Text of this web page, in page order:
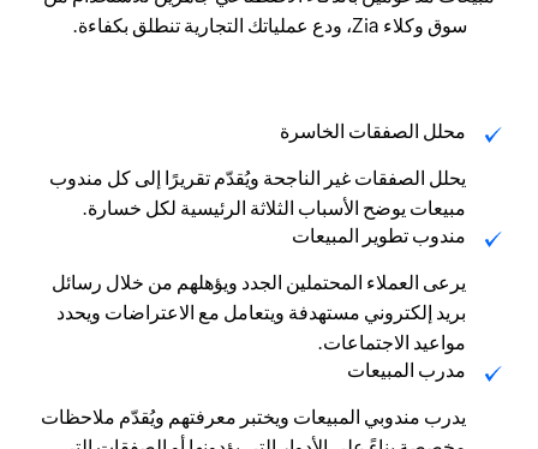
سوق وكلاء Zia، ودع عملياتك التجارية تنطلق بكفاءة.
محلل الصفقات الخاسرة
يحلل الصفقات غير الناجحة ويُقدّم تقريرًا إلى كل مندوب
مبيعات يوضح الأسباب الثلاثة الرئيسية لكل خسارة.
مندوب تطوير المبيعات
يرعى العملاء المحتملين الجدد ويؤهلهم من خلال رسائل
بريد إلكتروني مستهدفة ويتعامل مع الاعتراضات ويحدد
مواعيد الاجتماعات.
مدرب المبيعات
يدرب مندوبي المبيعات ويختبر معرفتهم ويُقدّم ملاحظات